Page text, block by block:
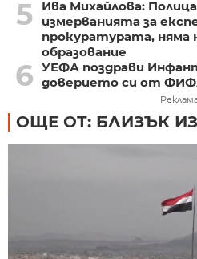
5
Ива Михайлова:
измерванията за
прокуратурата, няма
образование
6 УЕФА поздрави
доверието си от
ОЩЕ ОТ: БЛИЗЪК